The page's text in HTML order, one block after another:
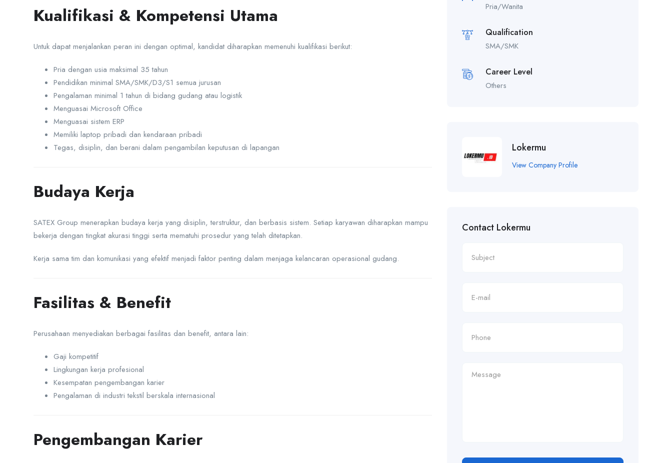
Kualifikasi & Kompetensi Utama
Untuk dapat menjalankan peran ini dengan optimal, kandidat diharapkan memenuhi kualifikasi berikut:
Pria dengan usia maksimal 35 tahun
Pendidikan minimal SMA/SMK/D3/S1 semua jurusan
Pengalaman minimal 1 tahun di bidang gudang atau logistik
Menguasai Microsoft Office
Menguasai sistem ERP
Memiliki laptop pribadi dan kendaraan pribadi
Tegas, disiplin, dan berani dalam pengambilan keputusan di lapangan
Budaya Kerja
SATEX Group menerapkan budaya kerja yang disiplin, terstruktur, dan berbasis sistem. Setiap karyawan diharapkan mampu
bekerja dengan tingkat akurasi tinggi serta mematuhi prosedur yang telah ditetapkan.
Kerja sama tim dan komunikasi yang efektif menjadi faktor penting dalam menjaga kelancaran operasional gudang.
Fasilitas & Benefit
Perusahaan menyediakan berbagai fasilitas dan benefit, antara lain:
Gaji kompetitif
Lingkungan kerja profesional
Kesempatan pengembangan karier
Pengalaman di industri tekstil berskala internasional
Pengembangan Karier
Pria/Wanita
Qualification
SMA/SMK
Career Level
Others
Lokermu
View Company Profile
Contact Lokermu